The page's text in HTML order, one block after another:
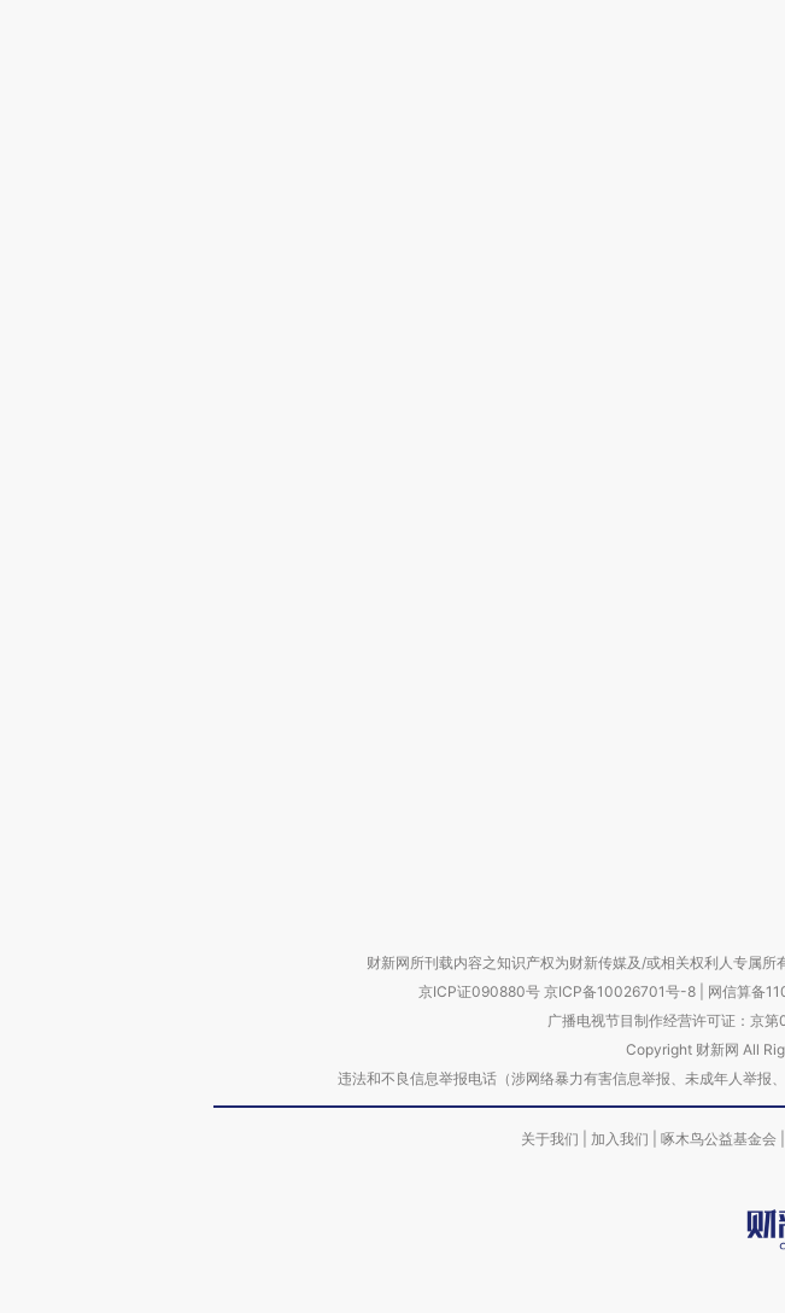
财新网所刊载内容之知识产权为财新传媒及/或相关权利人专属
京ICP证090880号 京ICP备10026701号-8 网信算备
广播电视节目制作经营许可证：京第
Copyright 财新网 All
违法和不良信息举报电话（涉网络暴力有害信息举报、未成年人
关于我们 加入我们 啄木鸟公益基金会